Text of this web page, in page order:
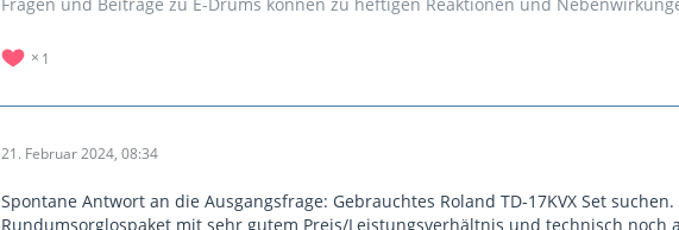
1
21. Februar 2024, 08:34
Spontane Antwort an die Ausgangsfrage: Gebrauchtes Roland TD-17KVX Set
Rundumsorglospaket mit sehr gutem Preis/Leistungsverhältnis und technisch noch